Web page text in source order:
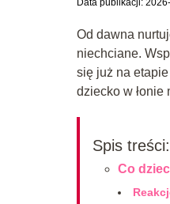
Od dawna
niechciane.
się już na
dziecko w
Spis treści:
Co